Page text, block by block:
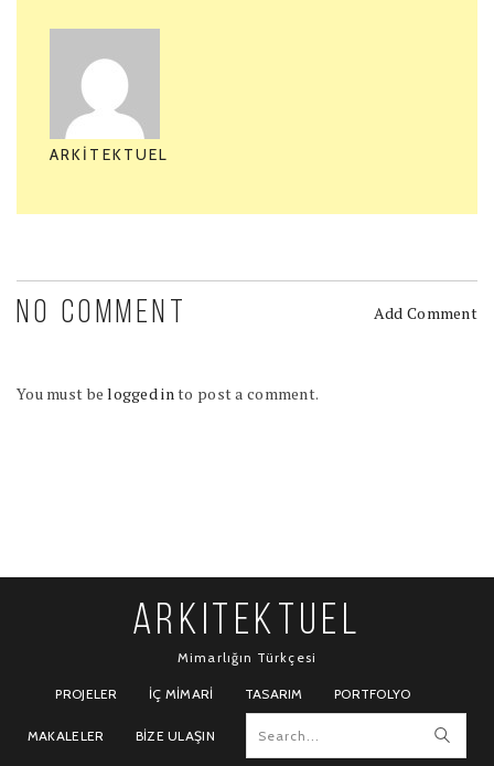
ARKITEKTUEL
NO COMMENT Add Comment
You must belogged into post a comment.
ARKITEKTUEL
Mimarlığın Türkçesi
PROJELER İÇ MIMARI TASARIM PORTFOLYO
MAKALELER BIZE ULAŞIN